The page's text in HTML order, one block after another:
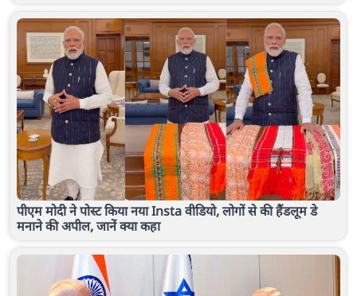
पीएम मोदी ने पोस्ट किया नया Insta वीडियो, लोगों से की हैंडलूम डे
मनाने की अपील, जानें क्या कहा